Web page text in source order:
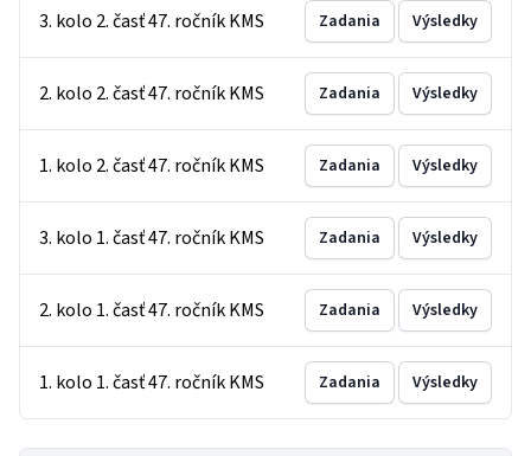
3. kolo 2. časť 47. ročník KMS Zadania Výsledky
2. kolo 2. časť 47. ročník KMS Zadania Výsledky
1. kolo 2. časť 47. ročník KMS Zadania Výsledky
3. kolo 1. časť 47. ročník KMS Zadania Výsledky
2. kolo 1. časť 47. ročník KMS Zadania Výsledky
1. kolo 1. časť 47. ročník KMS Zadania Výsledky